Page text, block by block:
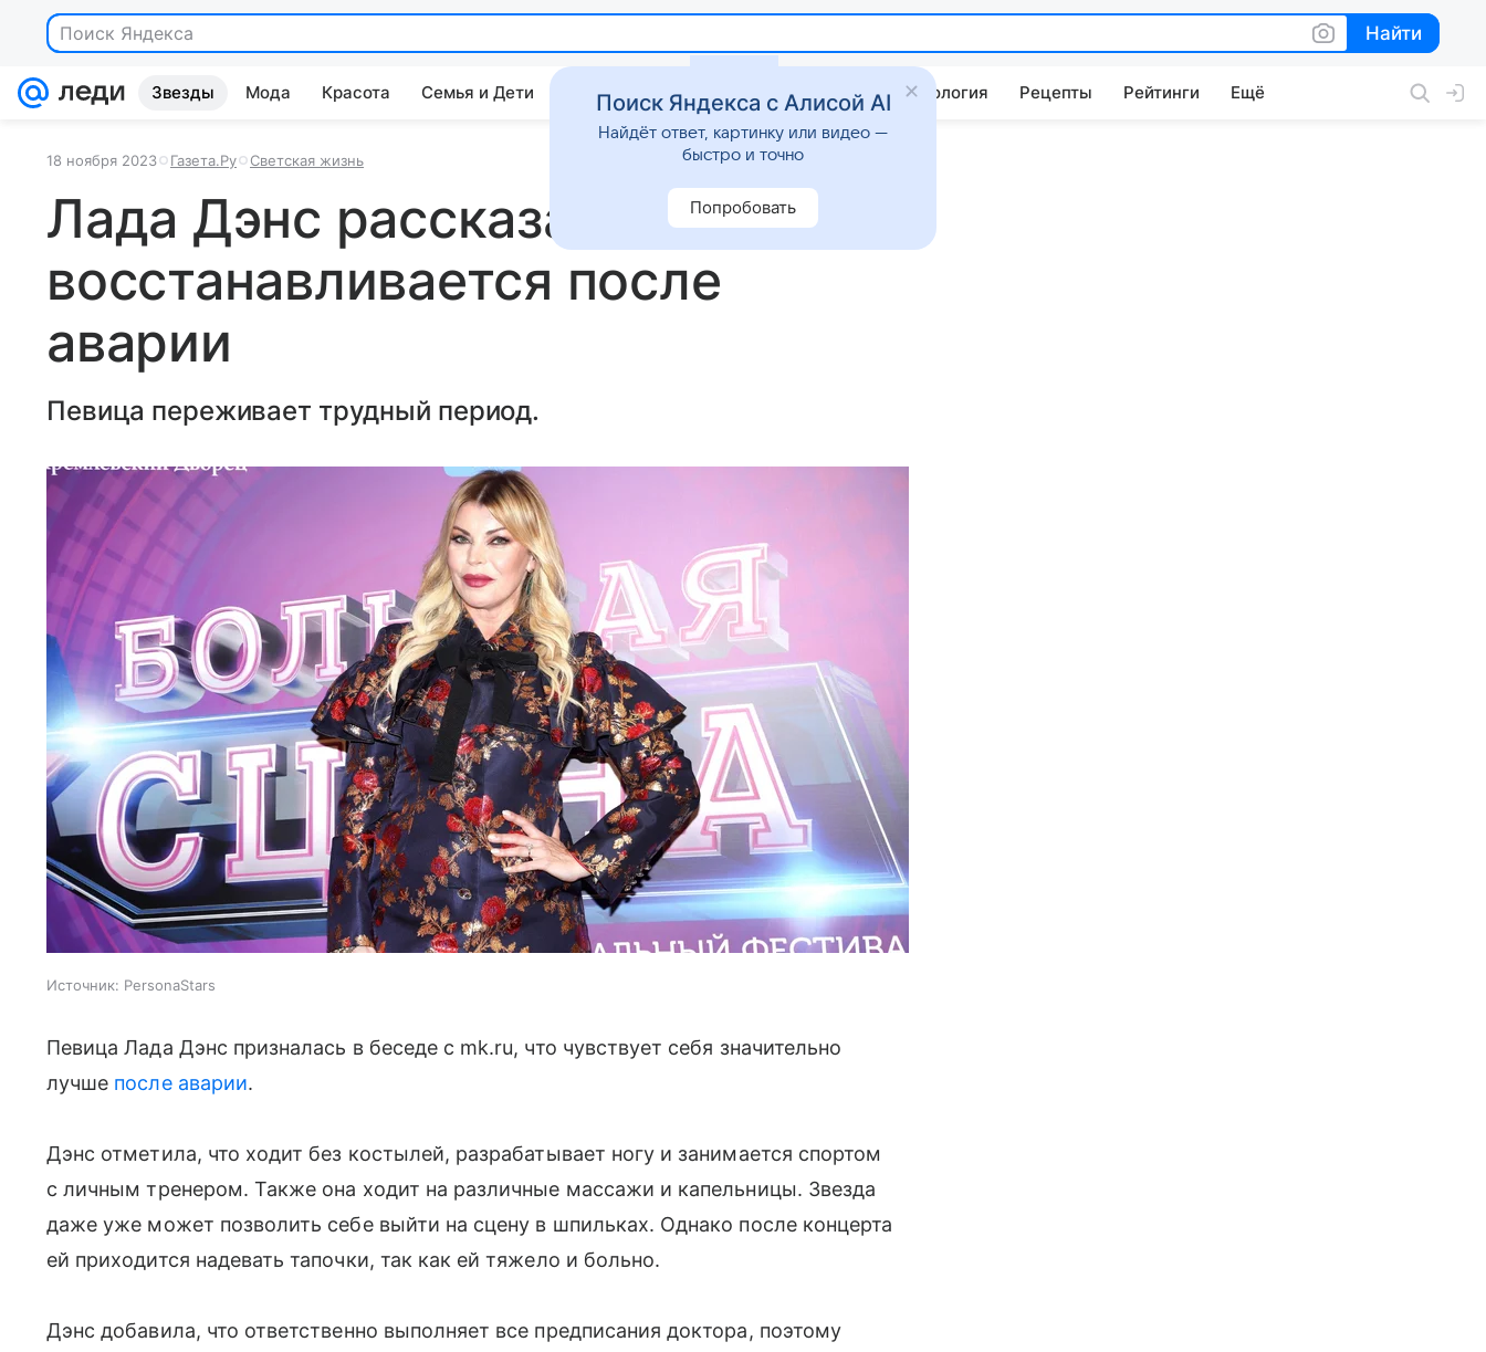
Поиск Яндекса Найти
Найти
Звезды Мода Красота Семья и Дети Дом Гороскопы Стиль жизни Психология Рецепты Рейтинги Ещё
18 ноября 2023 Газета.Ру Светская жизнь
Лада Дэнс рассказала, как
восстанавливается после
аварии
Певица переживает трудный период.
Источник: PersonaStars
Певица Лада Дэнс призналась в беседе с mk.ru, что чувствует себя значительно
лучше после аварии.
Дэнс отметила, что ходит без костылей, разрабатывает ногу и занимается спортом
с личным тренером. Также она ходит на различные массажи и капельницы. Звезда
даже уже может позволить себе выйти на сцену в шпильках. Однако после концерта
ей приходится надевать тапочки, так как ей тяжело и больно.
Дэнс добавила, что ответственно выполняет все предписания доктора, поэтому
Поиск Яндекса с Алисой AI
Найдёт ответ, картинку или видео —
быстро и точно
Попробовать